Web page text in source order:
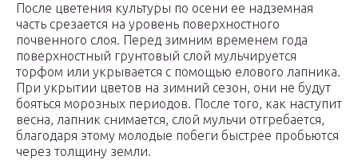
После цветения культуры по осени ее надземная
часть срезается на уровень поверхностного
почвенного слоя. Перед зимним временем года
поверхностный грунтовый слой мульчируется
торфом или укрывается с помощью елового лапника.
При укрытии цветов на зимний сезон, они не будут
бояться морозных периодов. После того, как наступит
весна, лапник снимается, слой мульчи отгребается,
благодаря этому молодые побеги быстрее пробьются
через толщину земли.